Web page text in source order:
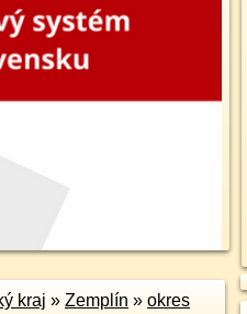
kraj » Zemplín » okres